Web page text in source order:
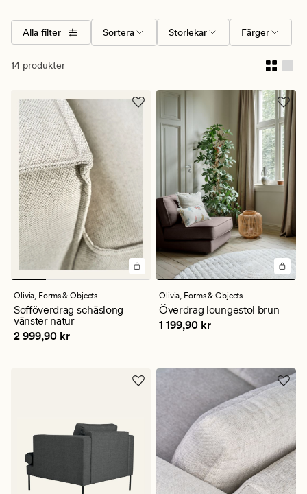
Alla filter Sortera Storlekar Färger
14 produkter
Olivia, Forms & Objects
Sofföverdrag schäslong
vänster natur
Pris 2 999,90 kr
2 999,90 kr
Olivia, Forms & Objects
Överdrag loungestol brun
Pris 1 199,90 kr
1 199,90 kr